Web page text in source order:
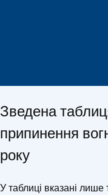
Зведена
припинення
року
У таблиці вказані лише